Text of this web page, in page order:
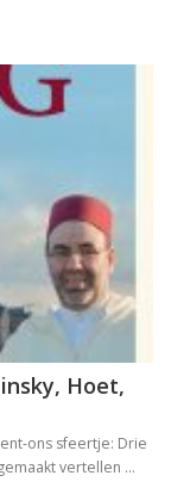
Hoet,
ons sfeertje: Drie
vertellen …